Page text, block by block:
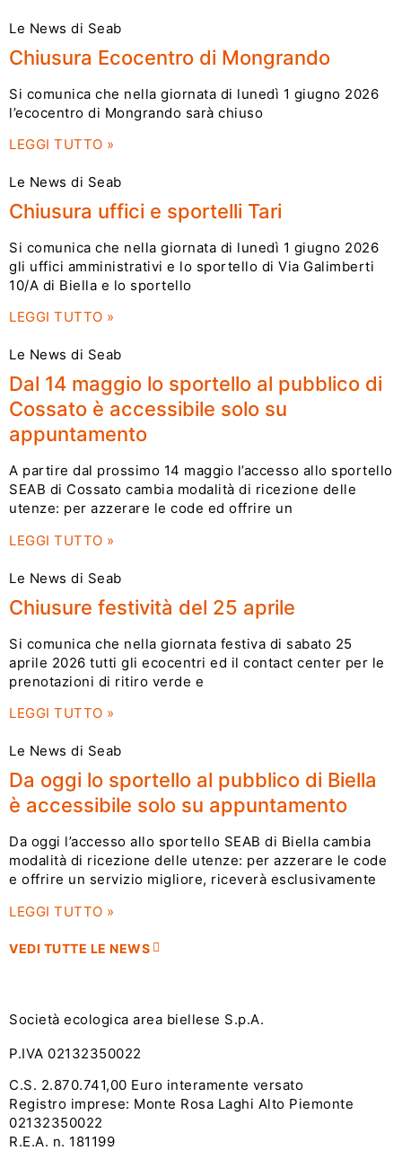
Le News di Seab
Chiusura Ecocentro di Mongrando
Si comunica che nella giornata di lunedì 1 giugno 2026
l’ecocentro di Mongrando sarà chiuso
LEGGI TUTTO »
Le News di Seab
Chiusura uffici e sportelli Tari
Si comunica che nella giornata di lunedì 1 giugno 2026
gli uffici amministrativi e lo sportello di Via Galimberti
10/A di Biella e lo sportello
LEGGI TUTTO »
Le News di Seab
Dal 14 maggio lo sportello al pubblico di
Cossato è accessibile solo su
appuntamento
A partire dal prossimo 14 maggio l’accesso allo sportello
SEAB di Cossato cambia modalità di ricezione delle
utenze: per azzerare le code ed offrire un
LEGGI TUTTO »
Le News di Seab
Chiusure festività del 25 aprile
Si comunica che nella giornata festiva di sabato 25
aprile 2026 tutti gli ecocentri ed il contact center per le
prenotazioni di ritiro verde e
LEGGI TUTTO »
Le News di Seab
Da oggi lo sportello al pubblico di Biella
è accessibile solo su appuntamento
Da oggi l’accesso allo sportello SEAB di Biella cambia
modalità di ricezione delle utenze: per azzerare le code
e offrire un servizio migliore, riceverà esclusivamente
LEGGI TUTTO »
VEDI TUTTE LE NEWS
Società ecologica area biellese S.p.A.
P.IVA 02132350022
C.S. 2.870.741,00 Euro interamente versato
Registro imprese: Monte Rosa Laghi Alto Piemonte
02132350022
R.E.A. n. 181199